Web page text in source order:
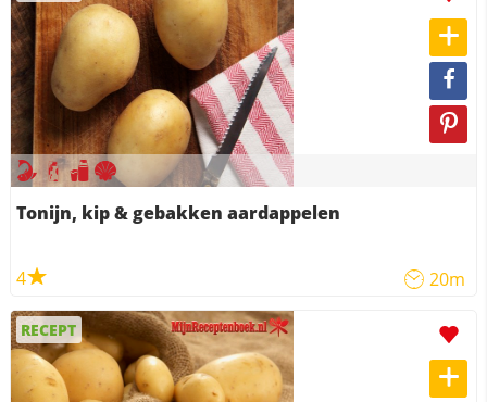
Tonijn, kip & gebakken aardappelen
4 20m
RECEPT